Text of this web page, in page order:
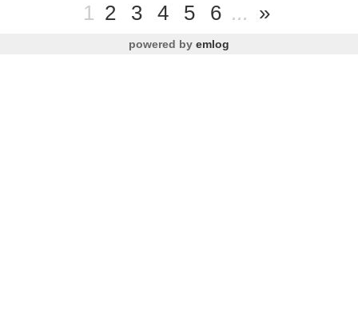
1 2 3 4 5 6 ... »
powered by emlog